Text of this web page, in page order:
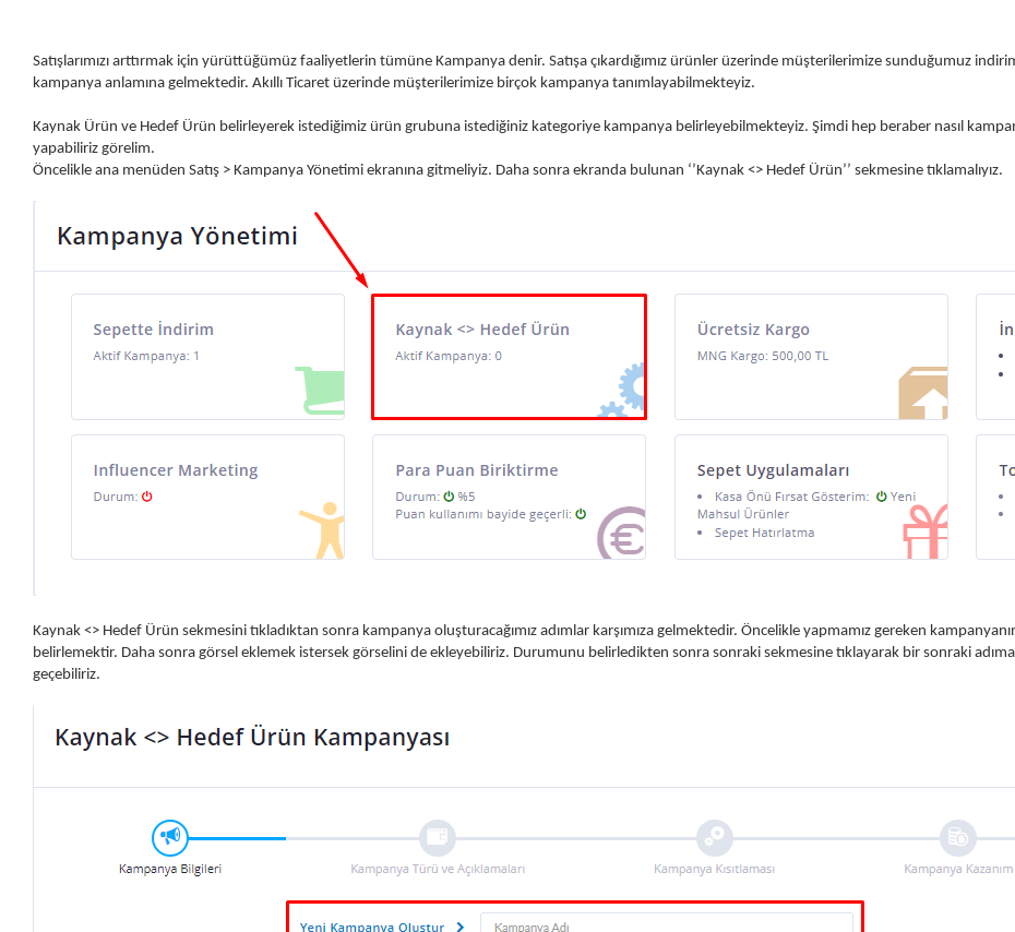
Satışlarımızı arttırmak için yürüttüğümüz faaliyetlerin tümüne Kampanya denir. Satışa çıkardığımız ürünler üzerinde müşterilerimize sunduğumuz
kampanya anlamına gelmektedir. Akıllı Ticaret üzerinde müşterilerimize birçok kampanya tanımlayabilmekteyiz.
Kaynak Ürün ve Hedef Ürün belirleyerek istediğimiz ürün grubuna istediğiniz kategoriye kampanya belirleyebilmekteyiz. Şimdi hep beraber nasıl
yapabiliriz görelim.
Öncelikle ana menüden Satış > Kampanya Yönetimi ekranına gitmeliyiz. Daha sonra ekranda bulunan ‘’Kaynak <> Hedef Ürün’’ sekmesine tıklamalıyız.
Kaynak <> Hedef Ürün sekmesini tıkladıktan sonra kampanya oluşturacağımız adımlar karşımıza gelmektedir. Öncelikle yapmamız gereken
belirlemektir. Daha sonra görsel eklemek istersek görselini de ekleyebiliriz. Durumunu belirledikten sonra sonraki sekmesine tıklayarak bir sonraki adıma
geçebiliriz.